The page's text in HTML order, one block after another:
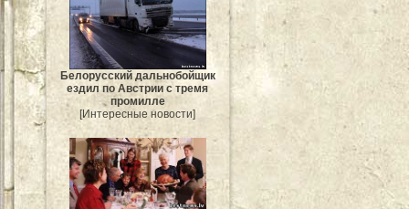
Белорусский дальнобойщик
ездил по Австрии с тремя
промилле
[Интересные новости]